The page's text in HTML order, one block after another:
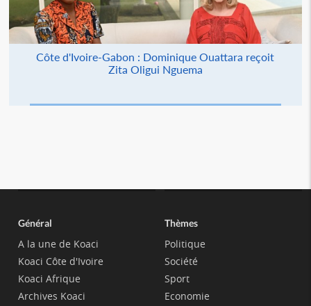
Côte d'Ivoire-Gabon : Dominique Ouattara reçoit
Zita Oligui Nguema
Général
A la une de Koaci
Koaci Côte d'Ivoire
Koaci Afrique
Archives Koaci
Thèmes
Politique
Société
Sport
Economie